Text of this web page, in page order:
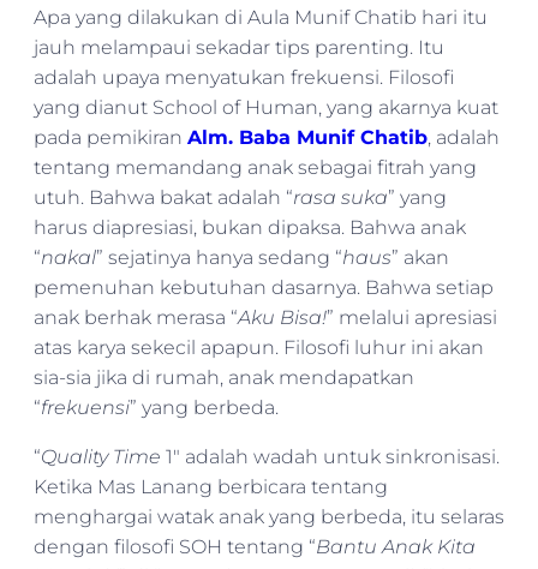
Apa yang dilakukan di Aula Munif Chatib hari itu
jauh melampaui sekadar tips parenting. Itu
adalah upaya menyatukan frekuensi. Filosofi
yang dianut School of Human, yang akarnya kuat
pada pemikiran Alm. Baba Munif Chatib, adalah
tentang memandang anak sebagai fitrah yang
utuh. Bahwa bakat adalah “rasa suka” yang
harus diapresiasi, bukan dipaksa. Bahwa anak
“nakal” sejatinya hanya sedang “haus” akan
pemenuhan kebutuhan dasarnya. Bahwa setiap
anak berhak merasa “Aku Bisa!” melalui apresiasi
atas karya sekecil apapun. Filosofi luhur ini akan
sia-sia jika di rumah, anak mendapatkan
“frekuensi” yang berbeda.
“Quality Time 1″ adalah wadah untuk sinkronisasi.
Ketika Mas Lanang berbicara tentang
menghargai watak anak yang berbeda, itu selaras
dengan filosofi SOH tentang “Bantu Anak Kita